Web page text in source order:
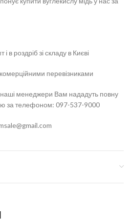
і в роздріб зі складу в Києві
перевізниками
менеджери Вам нададуть повну
за телефоном: 097-537-9000